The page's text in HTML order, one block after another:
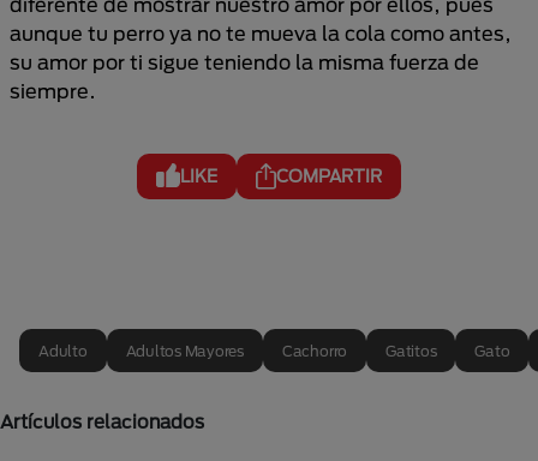
aunque tu perro ya no te mueva la cola como antes,
su amor por ti sigue teniendo la misma fuerza de
siempre.
LIKE COMPARTIR
Adulto Adultos Mayores Cachorro Gatitos Gato
Artículos relacionados